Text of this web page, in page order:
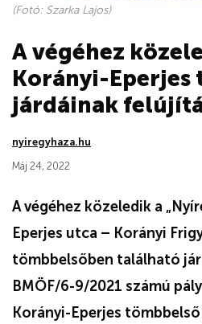
(Fotó: Szarka Lajos)
A végéhez
Korányi-Eperjes
járdáinak
nyiregyhaza.hu
Máj 24, 2022
A végéhez közeledik a
Eperjes utca – Korányi
tömbbelsőben található
BMÖF/6-9/2021 számú
Korányi-Eperjes